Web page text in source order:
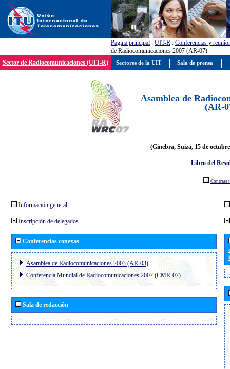
Pagína principal : UIT-R : Conferencias y
de Radiocomunicaciones 2007 (AR-07)
Sector de Radiocomunicaciones (UIT-R)
Asamblea de
(AR-
(Ginebra, Suiza, 15 de
Libro del
Contraer
Información general
Inscripción de delegados
Conferencias conexas
Asamblea de Radiocomunicaciones 2003 (AR-03)
Conferencia Mundial de Radiocomunicaciones 2007 (CMR-07)
Sala de redacción
Sectores de la UIT Sala de prensa